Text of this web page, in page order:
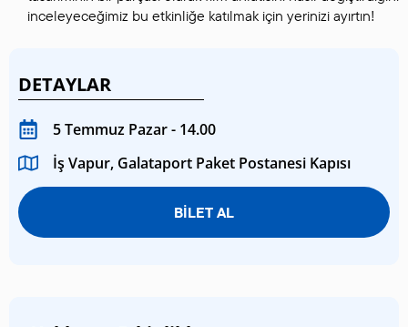
inceleyeceğimiz bu etkinliğe katılmak için yerinizi ayırtın!
DETAYLAR
5 Temmuz Pazar - 14.00
İş Vapur, Galataport Paket Postanesi Kapısı
BİLET AL